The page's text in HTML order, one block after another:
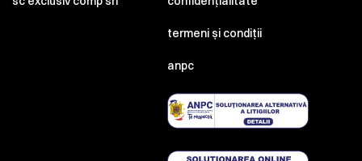
termeni și condiții
anpc